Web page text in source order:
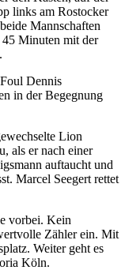
links am Rostocker
Mannschaften
45 Minuten mit der
Dennis
in der Begegnung
Lion
als er nach einer
auftaucht und
Marcel Seegert rettet
vorbei. Kein
Zähler ein. Mit
Weiter geht es
Köln.